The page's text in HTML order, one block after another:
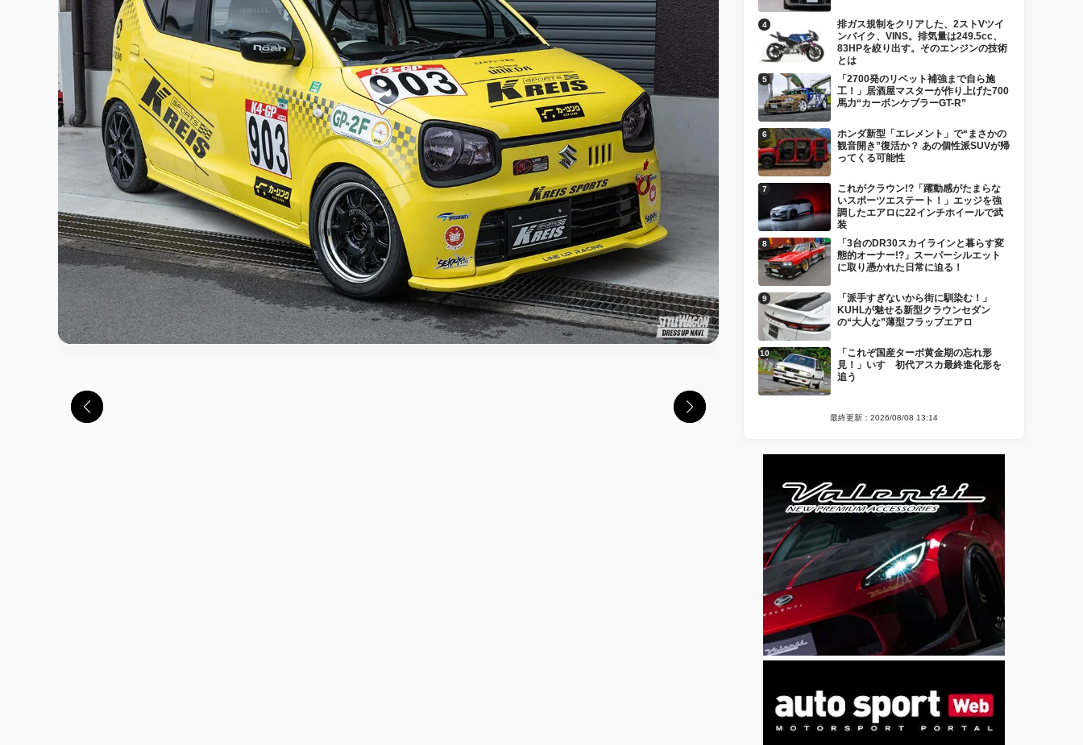
排ガス規制をクリアした、2ストVツイ
ンバイク、VINS。排気量は249.5cc、
83HPを絞り出す。そのエンジンの技術
とは
「2700発のリベット補強まで自ら施
工！」居酒屋マスターが作り上げた700
馬力“カーボンケブラーGT-R”
ホンダ新型「エレメント」で“まさかの
観音開き”復活か？ あの個性派SUVが帰
ってくる可能性
これがクラウン!?「躍動感がたまらな
いスポーツエステート！」エッジを強
調したエアロに22インチホイールで武
装
「3台のDR30スカイラインと暮らす変
態的オーナー!?」スーパーシルエット
に取り憑かれた日常に迫る！
「派手すぎないから街に馴染む！」
KUHLが魅せる新型クラウンセダン
の“大人な”薄型フラップエアロ
「これぞ国産ターボ黄金期の忘れ形
見！」いすゞ初代アスカ最終進化形を
追う
最終更新：2026/08/08 13:14